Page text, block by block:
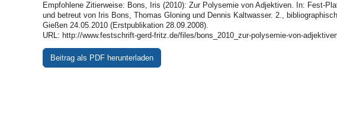
Empfohlene Zitierweise: Bons, Iris (2010): Zur Polysemie von Adjektiven. In: Fest-
und betreut von Iris Bons, Thomas Gloning und Dennis Kaltwasser. 2.,
Gießen 24.05.2010 (Erstpublikation 28.09.2008).
URL: http://www.festschrift-gerd-fritz.de/files/bons_2010_zur-polysemie-von-
Beitrag als PDF herunterladen